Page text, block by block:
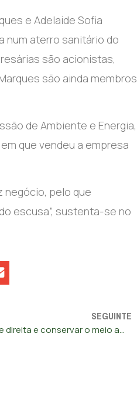
e Adelaide Sofia
num aterro sanitário do
são acionistas,
são ainda membros
de Ambiente e Energia,
que vendeu a empresa
negócio, pelo que
escusa”, sustenta-se no
SEGUINTE
É possível ser conservador, de direita e conservar o meio ambiente